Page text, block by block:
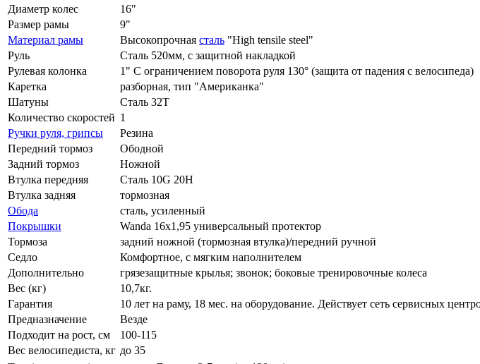
Диаметр колес
16"
Размер рамы
9"
Материал рамы
Высокопрочная сталь "High tensile steel"
Руль
Сталь 520мм, с защитной накладкой
Рулевая колонка
1" С ограничением поворота руля 130° (защита от падения с велосипеда)
Каретка
разборная, тип "Американка"
Шатуны
Сталь 32Т
Количество скоростей 1
Ручки руля, грипсы
Резина
Передний тормоз
Ободной
Задний тормоз
Ножной
Втулка передняя
Сталь 10G 20H
Втулка задняя
тормозная
Обода
сталь, усиленный
Покрышки
Wanda 16x1,95 универсальный протектор
Тормоза
задний ножной (тормозная втулка)/передний ручной
Седло
Комфортное, с мягким наполнителем
Дополнительно
грязезащитные крылья; звонок; боковые тренировочные колеса
Вес (кг)
10,7кг.
Гарантия
10 лет на раму, 18 мес. на оборудование. Действует сеть сервисных
Предназначение
Везде
Подходит на рост, см
100-115
Вес велосипедиста, кг до 35